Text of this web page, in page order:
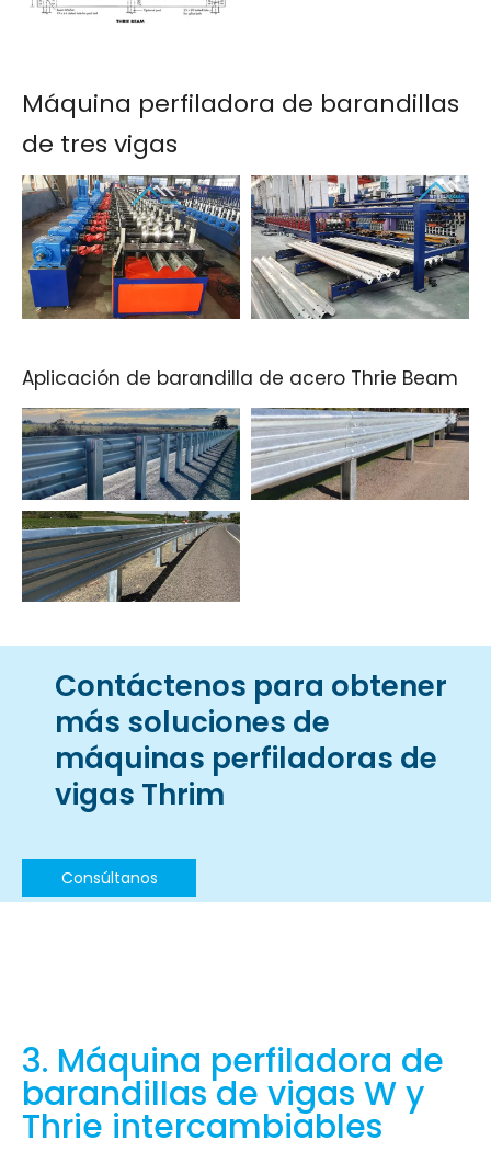
Máquina perfiladora de barandillas
de tres vigas
Aplicación de barandilla de acero Thrie Beam
3 perfiles de barreras
de seguridad Wave
barandillas de
Contáctenos para obtener
más soluciones de
máquinas perfiladoras de
vigas Thrim
Consúltanos
3. Máquina perfiladora de
barandillas de vigas W y
Thrie intercambiables